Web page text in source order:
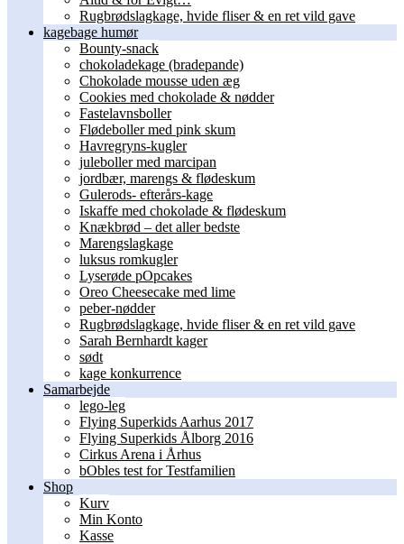
Rugbrødslagkage, hvide fliser & en ret vild gave
kagebage humør
Bounty-snack
chokoladekage (bradepande)
Chokolade mousse uden æg
Cookies med chokolade & nødder
Fastelavnsboller
Flødeboller med pink skum
Havregryns-kugler
juleboller med marcipan
jordbær, marengs & flødeskum
Gulerods- efterårs-kage
Iskaffe med chokolade & flødeskum
Knækbrød – det aller bedste
Marengslagkage
luksus romkugler
Lyserøde pOpcakes
Oreo Cheesecake med lime
peber-nødder
Rugbrødslagkage, hvide fliser & en ret vild gave
Sarah Bernhardt kager
sødt
kage konkurrence
Samarbejde
lego-leg
Flying Superkids Aarhus 2017
Flying Superkids Ålborg 2016
Cirkus Arena i Århus
bObles test for Testfamilien
Shop
Kurv
Min Konto
Kasse